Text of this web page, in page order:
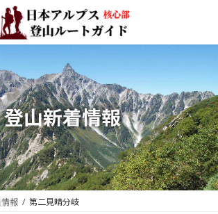
登山新着情報
報 第二見晴分岐